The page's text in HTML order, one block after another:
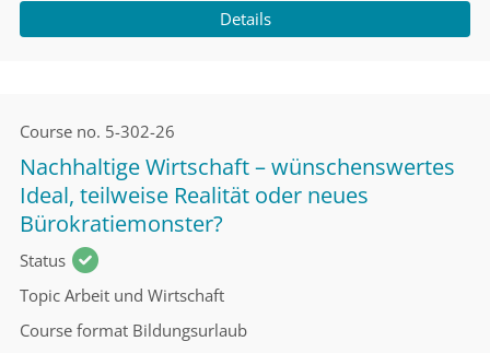
Details
Course no. 5-302-26
Nachhaltige Wirtschaft – wünschenswertes
Ideal, teilweise Realität oder neues
Bürokratiemonster?
Status
Topic Arbeit und Wirtschaft
Course format Bildungsurlaub